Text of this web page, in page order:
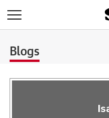
Blogs